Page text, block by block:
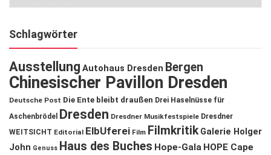
Schlagwörter
Ausstellung Autohaus Dresden Bergen
Chinesischer Pavillon Dresden
Deutsche Post Die Ente bleibt draußen Drei Haselnüsse für
Aschenbrödel
Dresden Dresdner Musikfestspiele Dresdner
WEITSICHT Editorial ElbUferei Film Filmkritik Galerie Holger
John Genuss Haus des Buches Hope-Gala HOPE Cape